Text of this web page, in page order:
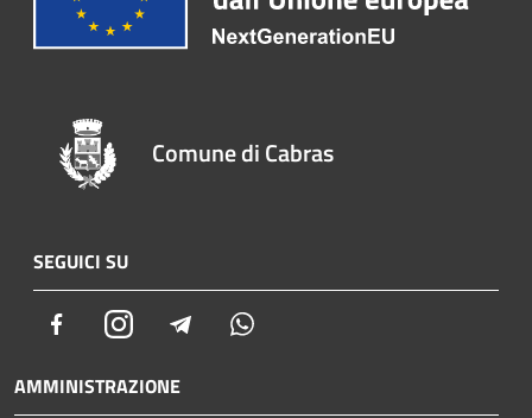
Comune di Cabras
SEGUICI SU
FacebookInstagram Telegram
AMMINISTRAZIONE